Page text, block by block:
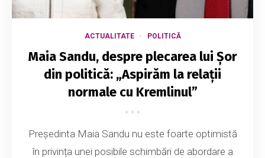
ACTUALITATE POLITICĂ
Maia Sandu, despre plecarea lui Șor
din politică: „Aspirăm la relații
normale cu Kremlinul”
Președinta Maia Sandu nu este foarte optimistă
în privința unei posibile schimbări de abordare a